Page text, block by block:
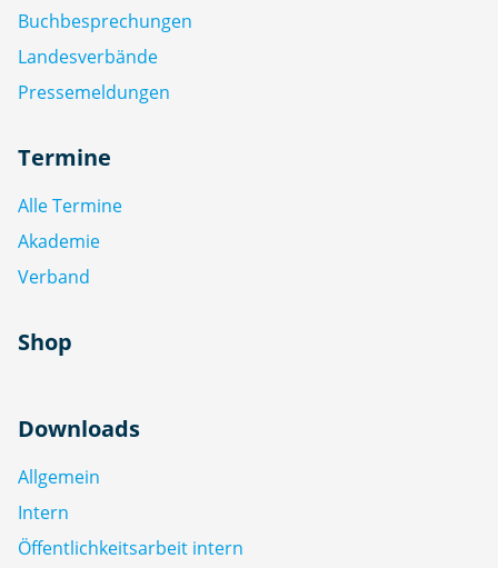
Buchbesprechungen
Landesverbände
Pressemeldungen
Termine
Alle Termine
Akademie
Verband
Shop
Downloads
Allgemein
Intern
Öffentlichkeitsarbeit intern